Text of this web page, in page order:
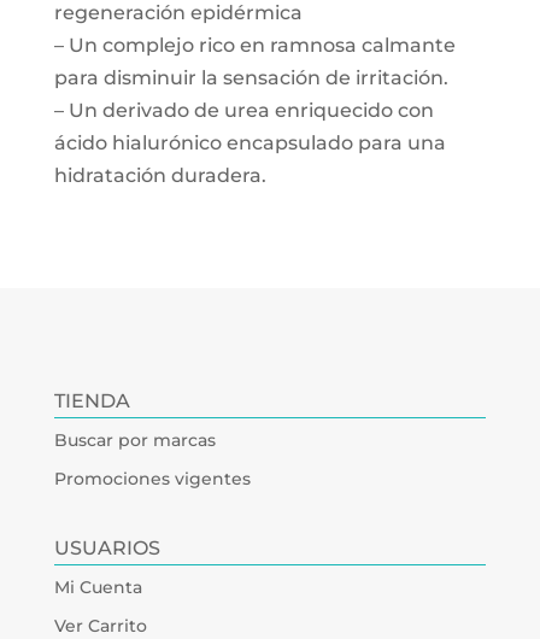
regeneración epidérmica
– Un complejo rico en ramnosa calmante
para disminuir la sensación de irritación.
– Un derivado de urea enriquecido con
ácido hialurónico encapsulado para una
hidratación duradera.
TIENDA
Buscar por marcas
Promociones vigentes
USUARIOS
Mi Cuenta
Ver Carrito